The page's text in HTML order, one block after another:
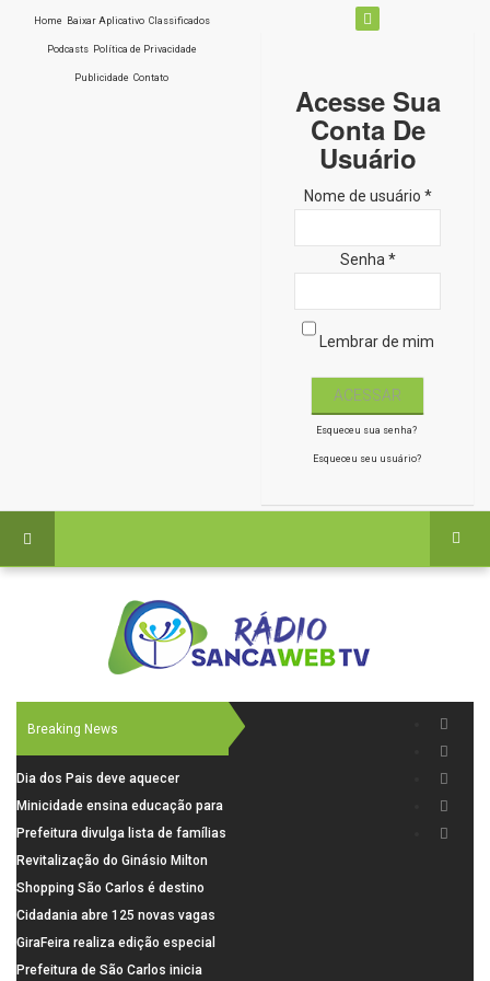
Home Baixar Aplicativo Classificados
Podcasts Política de Privacidade
Publicidade Contato
Acesse Sua
Conta De
Usuário
Nome de usuário *
Senha *
Lembrar de mim
Esqueceu sua senha?
Esqueceu seu usuário?
Breaking News
Dia dos Pais deve aquecer
comércio de São Carlos com
renda em alta e maior circulação
de consumidores
Minicidade ensina educação para
o trânsito a 264 crianças da rede
municipal
Prefeitura divulga lista de famílias
pré-selecionadas pela Caixa para
o Residencial Santa Felícia
Revitalização do Ginásio Milton
Olaio filho avança com obras de
recuperação
Shopping São Carlos é destino
para celebrar o Dia dos Pais com
presentes, gastronomia e lazer
Cidadania abre 125 novas vagas
para oficinas de convivência
GiraFeira realiza edição especial
de Dia dos Pais neste domingo (9)
Prefeitura de São Carlos inicia